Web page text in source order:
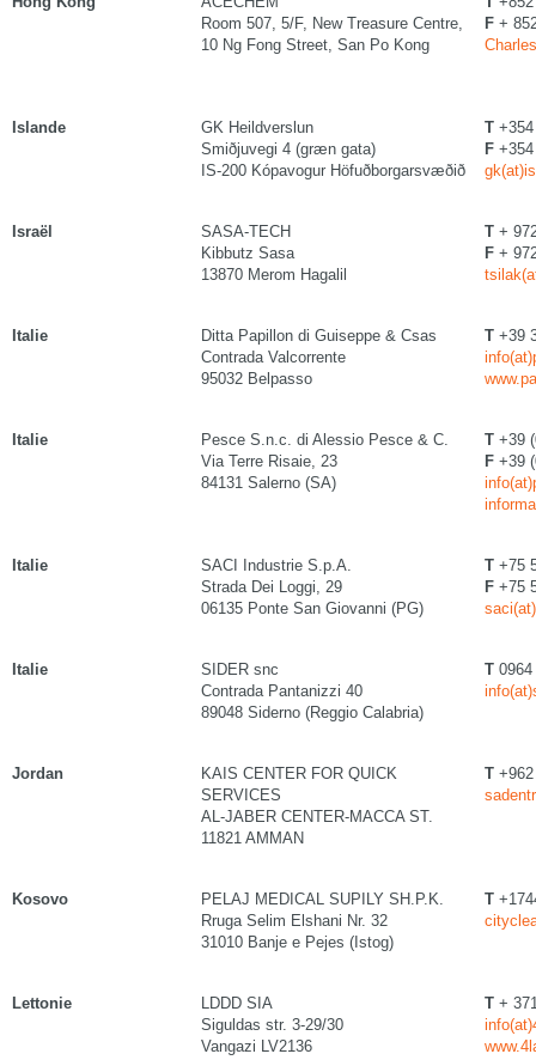
Room 507, 5/F, New Treasure Centre,
10 Ng Fong Street, San Po Kong
F +
Islande
GK Heildverslun
Smiðjuvegi 4 (græn gata)
IS-200 Kópavogur Höfuðborgarsvæðið
T
F
Israël
SASA-TECH
Kibbutz Sasa
13870 Merom Hagalil
T +
F +
Italie
Ditta Papillon di Guiseppe & Csas
Contrada Valcorrente
95032 Belpasso
T +39
Italie
Pesce S.n.c. di Alessio Pesce & C.
Via Terre Risaie, 23
84131 Salerno (SA)
T +39
F +39
Italie
SACI Industrie S.p.A.
Strada Dei Loggi, 29
06135 Ponte San Giovanni (PG)
T +75
F +75
Italie
SIDER snc
Contrada Pantanizzi 40
89048 Siderno (Reggio Calabria)
T 0964
Jordan
KAIS CENTER FOR QUICK
SERVICES
AL-JABER CENTER-MACCA ST.
11821 AMMAN
T
Kosovo
PELAJ MEDICAL SUPILY SH.P.K.
Rruga Selim Elshani Nr. 32
31010 Banje e Pejes (Istog)
T
Lettonie
LDDD SIA
Siguldas str. 3-29/30
Vangazi LV2136
T +